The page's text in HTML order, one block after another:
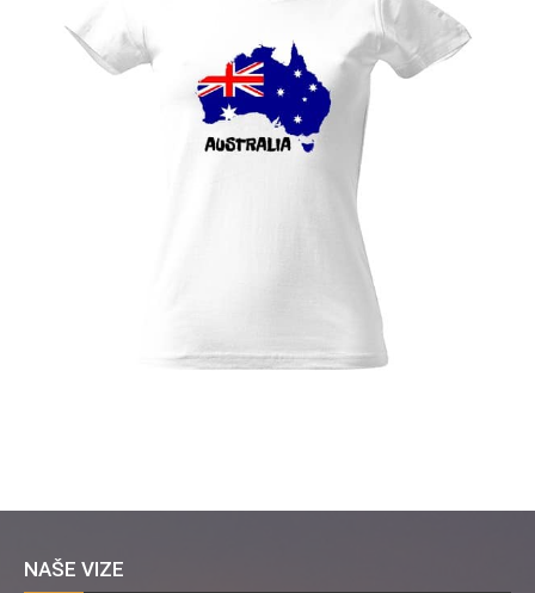
NAŠE VIZE